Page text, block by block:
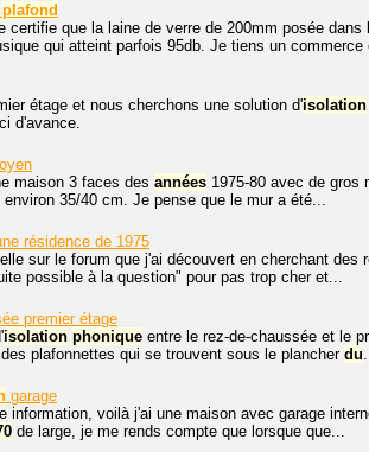
plafond
certifie que la laine de verre de 200mm posée dans
qui atteint parfois 95db. Je tiens un commerce
étage et nous cherchons une solution d'isolation
d'avance.
maison 3 faces des années 1975-80 avec de gros
35/40 cm. Je pense que le mur a été...
résidence de 1975
sur le forum que j'ai découvert en cherchant
possible à la question" pour pas trop cher et...
premier étage
isolation phonique entre le rez-de-chaussée et le
plafonnettes qui se trouvent sous le plancherdu
garage
information, voilà j'ai une maison avec garage
de large, je me rends compte que lorsque que...